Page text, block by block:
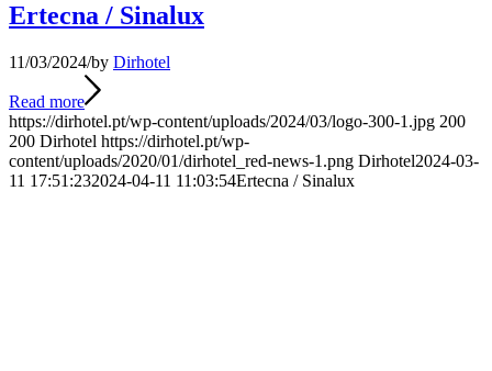
Ertecna / Sinalux
11/03/2024/by Dirhotel
Read more
https://dirhotel.pt/wp-content/uploads/2024/03/logo-300-1.jpg 200
200 Dirhotel https://dirhotel.pt/wp-
content/uploads/2020/01/dirhotel_red-news-1.png Dirhotel2024-03-
11 17:51:232024-04-11 11:03:54Ertecna / Sinalux